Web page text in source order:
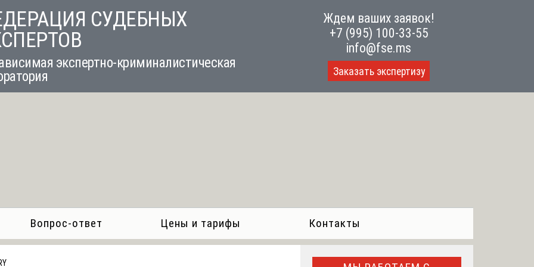
СУДЕБНЫХ
экспертно-криминалистическая
Ждем ваших заявок!
+7 (995) 100-33-55
info@fse.ms
Заказать экспертизу
Вопрос-ответ Цены и тарифы Контакты